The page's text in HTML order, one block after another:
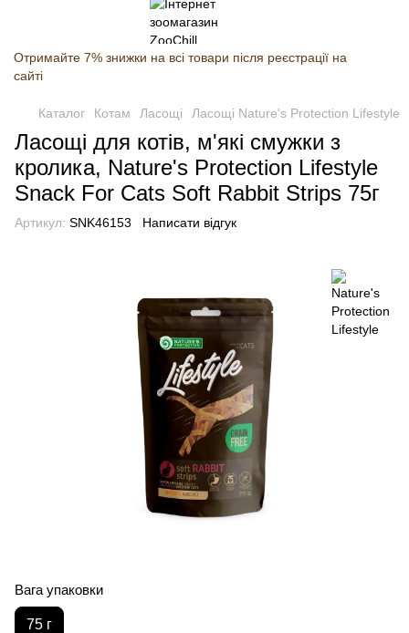
Отримайте 7% знижки на всі товари після реєстрації на
сайті
Каталог Котам Ласощі Ласощі Nature's Protection Lifestyle
Ласощі для котів, м'які смужки з
кролика, Nature's Protection Lifestyle
Snack For Cats Soft Rabbit Strips 75г
Артикул: SNK46153 Написати відгук
Вага упаковки
75 г